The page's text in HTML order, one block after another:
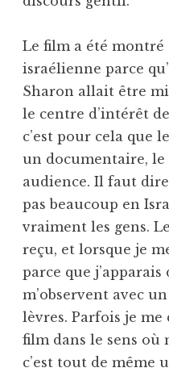
Le film a été
israélienne parce
Sharon allait être
le centre d’intérêt
c’est pour cela que
un documentaire, le
audience. Il faut
pas beaucoup en
vraiment les gens.
reçu, et lorsque je
parce que
m’observent avec
lèvres. Parfois je me
film dans le sens où
c’est tout de même